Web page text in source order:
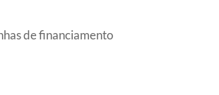
de financiamento